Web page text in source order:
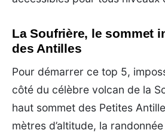
La Soufrière, le sommet
des Antilles
Pour démarrer ce top 5,
côté du célèbre volcan de la
haut sommet des Petites
mètres d’altitude, la